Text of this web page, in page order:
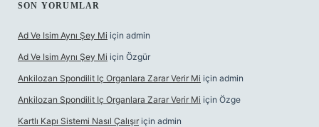
SON YORUMLAR
Ad Ve Isim Aynı Şey Mi için admin
Ad Ve Isim Aynı Şey Mi için Özgür
Ankilozan Spondilit Iç Organlara Zarar Verir Mi için admin
Ankilozan Spondilit Iç Organlara Zarar Verir Mi için Özge
Kartlı Kapı Sistemi Nasıl Çalışır için admin